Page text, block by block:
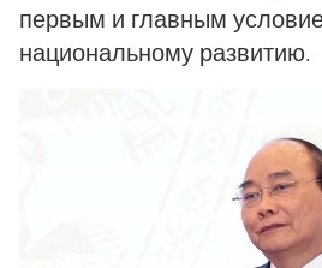
первым и главным
национальному развитию.